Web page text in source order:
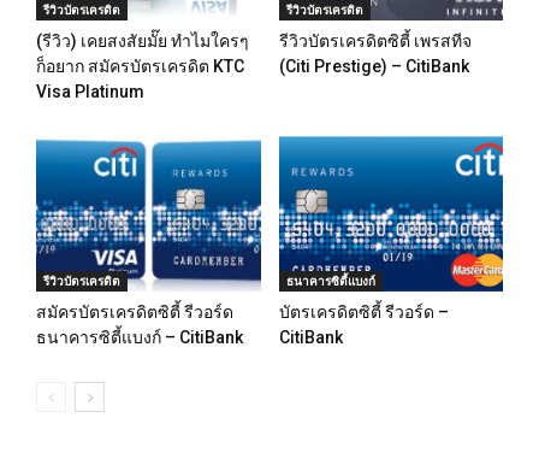
รีวิวบัตรเครดิต
(รีวิว) เคยสงสัยมั๊ย ทำไมใครๆ
ก็อยาก สมัครบัตรเครดิต KTC
Visa Platinum
รีวิวบัตรเครดิต
รีวิวบัตรเครดิตซิตี้ เพรสทีจ
(Citi Prestige) – CitiBank
รีวิวบัตรเครดิต
สมัครบัตรเครดิตซิตี้ รีวอร์ด
ธนาคารซิตี้แบงก์ – CitiBank
ธนาคารซิตี้แบงก์
บัตรเครดิตซิตี้ รีวอร์ด –
CitiBank